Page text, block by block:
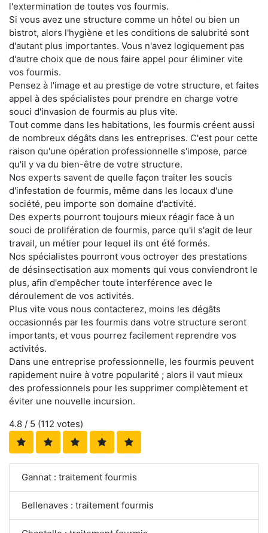
l'extermination de toutes vos fourmis.
Si vous avez une structure comme un hôtel ou bien un
bistrot, alors l'hygiène et les conditions de salubrité sont
d'autant plus importantes. Vous n'avez logiquement pas
d'autre choix que de nous faire appel pour éliminer vite
vos fourmis.
Pensez à l'image et au prestige de votre structure, et faites
appel à des spécialistes pour prendre en charge votre
souci d'invasion de fourmis au plus vite.
Tout comme dans les habitations, les fourmis créent aussi
de nombreux dégâts dans les entreprises. C'est pour cette
raison qu'une opération professionnelle s'impose, parce
qu'il y va du bien-être de votre structure.
Nos experts savent de quelle façon traiter les soucis
d'infestation de fourmis, même dans les locaux d'une
société, peu importe son domaine d'activité.
Des experts pourront toujours mieux réagir face à un
souci de prolifération de fourmis, parce qu'il s'agit de leur
travail, un métier pour lequel ils ont été formés.
Nos spécialistes pourront vous octroyer des prestations
de désinsectisation aux moments qui vous conviendront le
plus, afin d'empêcher toute interférence avec le
déroulement de vos activités.
Plus vite vous nous contacterez, moins les dégâts
occasionnés par les fourmis dans votre structure seront
importants, et vous pourrez facilement reprendre vos
activités.
Dans une entreprise professionnelle, les fourmis peuvent
rapidement nuire à votre popularité ; alors il vaut mieux
des professionnels pour les supprimer complètement et
éviter une nouvelle incursion.
4.8 / 5 (112 votes)
Gannat : traitement fourmis
Bellenaves : traitement fourmis